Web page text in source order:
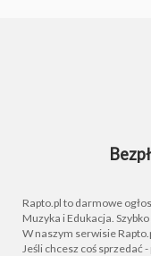
Rapto.pl to darmowe
Muzyka i Edukacja.
W naszym serwisie
Jeśli chcesz coś sprzedać